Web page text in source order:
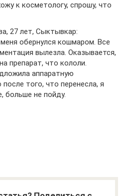
к косметологу, спрошу, что
27 лет, Сыктывкар:
обернулся кошмаром. Все
вылезла. Оказывается,
препарат, что кололи.
аппаратную
того, что перенесла, я
больше не пойду.